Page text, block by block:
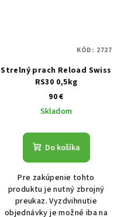
Strelný prach Reload Swiss
RS30 0,5kg
90 €
Skladom
Do košíka
Pre zakúpenie tohto
produktu je nutný zbrojný
preukaz. Vyzdvihnutie
objednávky je možné iba na
KÓD: 2727